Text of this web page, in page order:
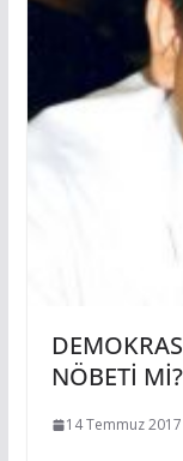
NÖBETİ Mİ?
14 Temmuz 2017